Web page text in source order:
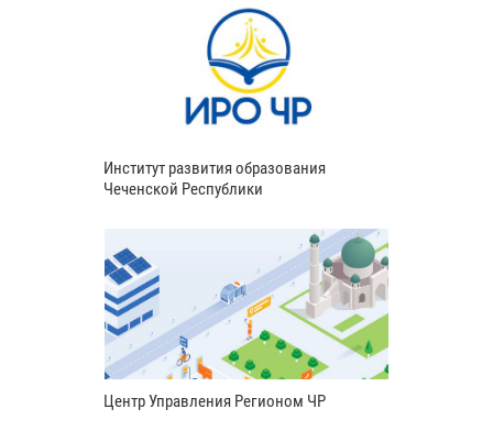
Институт развития образования
Чеченской Республики
Центр Управления Регионом ЧР